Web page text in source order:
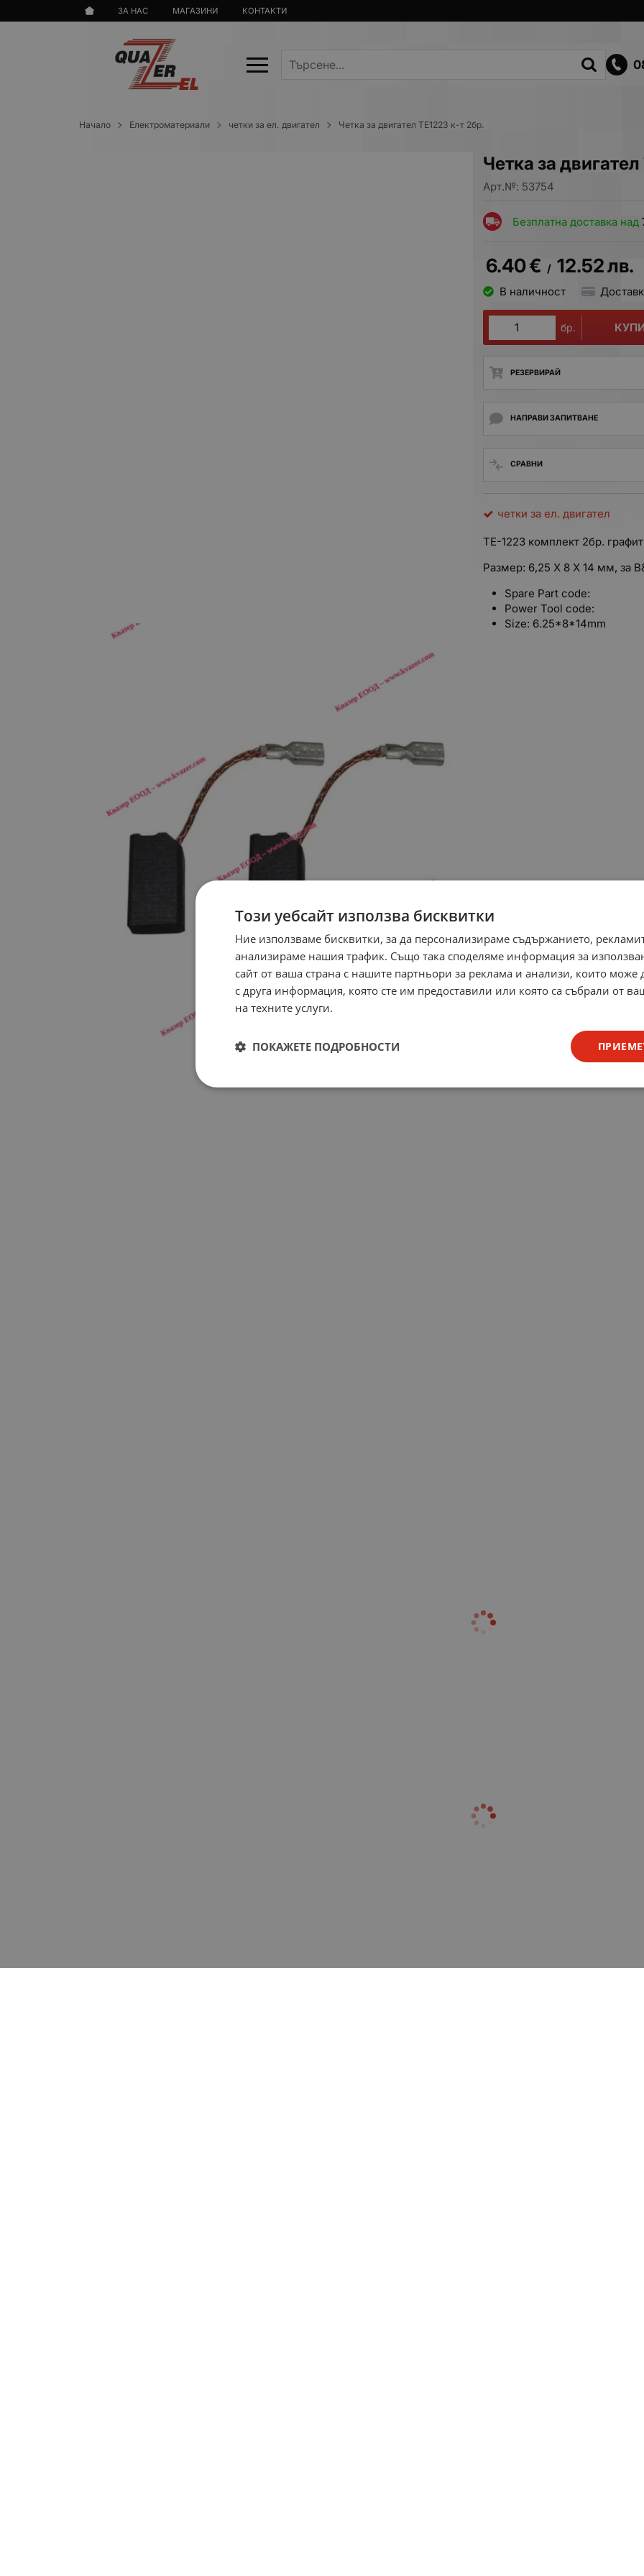
ЗА НАС МАГАЗИНИ КОНТАКТИ
Начало Електроматериали четки за ел. двигател Четка за двигател TE1223 к-т 2бр.
Четка за
Арт.№: 53754
Безплатна доставка над
6.40€ / 12.52лв.
В наличност
бр.
РЕЗЕРВИРАЙ
НАПРАВИ ЗАПИТВАНЕ
СРАВНИ
четки за ел. двигател
TE-1223 комплект 2бр.
Размер: 6,25 X 8 X 14 мм, за
Spare Part code:
Power Tool code:
Size: 6.25*8*14mm
Този уебсайт използва бисквитки
Ние използваме бисквитки, за да персонализираме съдържанието,
анализираме нашия трафик. Също така споделяме информация за
сайт от ваша страна с нашите партньори за реклама и анализи, които може
с друга информация, която сте им предоставили или която са събрали от
на техните услуги.
ПОКАЖЕТЕ ПОДРОБНОСТИ